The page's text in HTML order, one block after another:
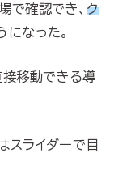
で確認でき、 ク
なった。
接移動できる導
スライダーで目